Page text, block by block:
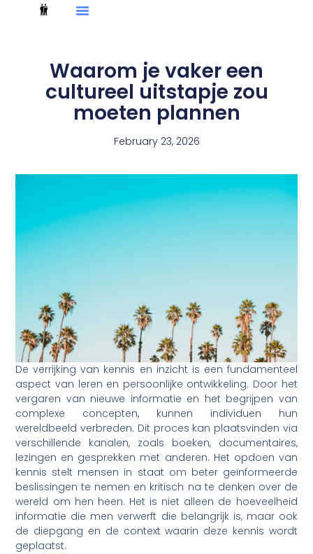
Waarom je vaker een
cultureel uitstapje zou
moeten plannen
February 23, 2026
De verrijking van kennis en inzicht is een fundamenteel
aspect van leren en persoonlijke ontwikkeling. Door het
vergaren van nieuwe informatie en het begrijpen van
complexe concepten, kunnen individuen hun
wereldbeeld verbreden. Dit proces kan plaatsvinden via
verschillende kanalen, zoals boeken, documentaires,
lezingen en gesprekken met anderen. Het opdoen van
kennis stelt mensen in staat om beter geïnformeerde
beslissingen te nemen en kritisch na te denken over de
wereld om hen heen. Het is niet alleen de hoeveelheid
informatie die men verwerft die belangrijk is, maar ook
de diepgang en de context waarin deze kennis wordt
geplaatst.